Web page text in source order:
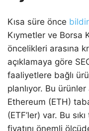
Kısa süre önce
Kıymetler ve Borsa
öncelikleri arasına
açıklamaya göre
faaliyetlere bağlı
planlıyor. Bu
Ethereum (ETH)
(ETF’ler) var. Bu
fiyatını önemli